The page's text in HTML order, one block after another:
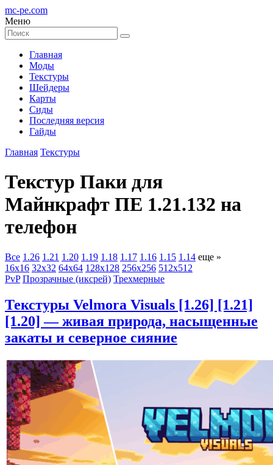
mc-pe.com
Меню
Главная
Моды
Текстуры
Шейдеры
Карты
Сиды
Последняя версия
Гайды
Главная Текстуры
Текстур Паки для
Майнкрафт ПЕ 1.21.132 на
телефон
Все 1.26 1.21 1.20 1.19 1.18 1.17 1.16 1.15 1.14 еще »
16x16 32x32 64x64 128x128 256x256 512x512
PvP Прозрачные (иксрей) Трехмерные
Текстуры Velmora Visuals [1.26] [1.21]
[1.20] — живая природа, насыщенные
закаты и северное сияние